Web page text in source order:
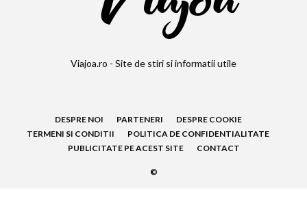
Viajoa.ro - Site de stiri si informatii utile
DESPRE NOI PARTENERI
DESPRE COOKIE
TERMENI SI CONDITII
POLITICA DE CONFIDENTIALITATE
PUBLICITATE PE ACEST SITE
CONTACT
©